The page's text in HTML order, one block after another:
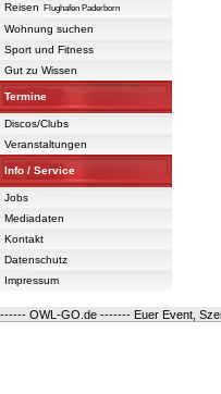
Reisen
Flughafen Paderborn
Wohnung suchen
Sport und Fitness
Gut zu Wissen
Termine
Discos/Clubs
Veranstaltungen
Info / Service
Jobs
Mediadaten
Kontakt
Datenschutz
Impressum
------ OWL-GO.de ------- Euer Event,